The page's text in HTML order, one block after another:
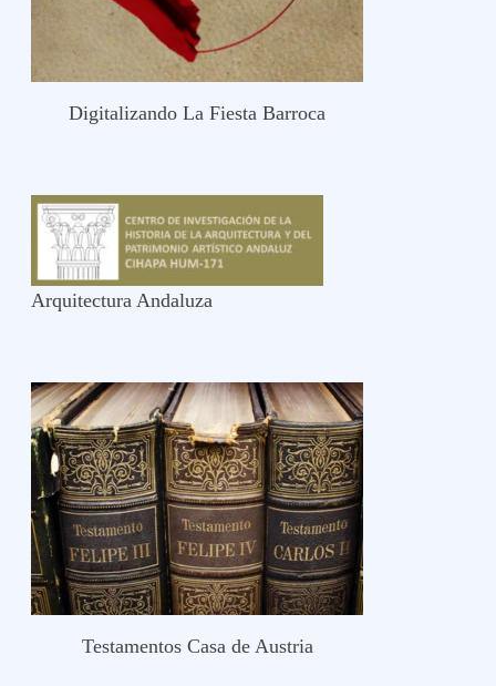
Digitalizando La Fiesta Barroca
Arquitectura Andaluza
Testamentos Casa de Austria